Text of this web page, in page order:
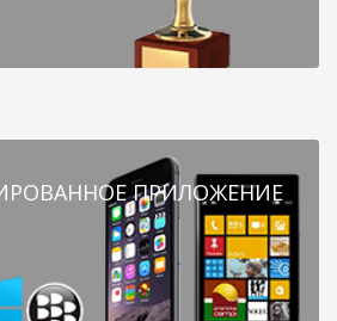
ПРИЛОЖЕНИЕ